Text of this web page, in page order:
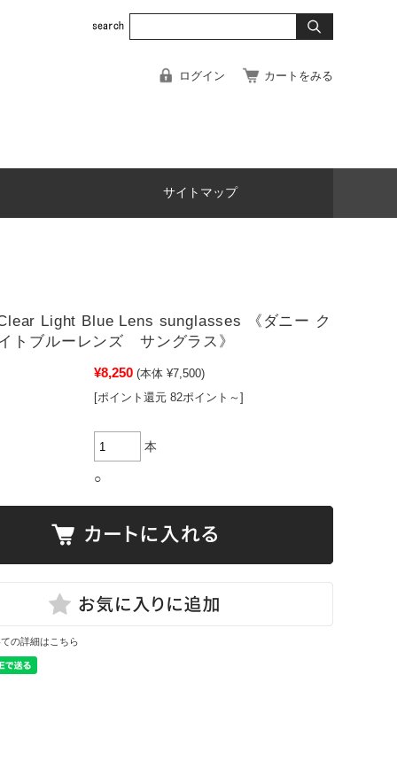
ログイン カートをみる
サイトマップ
Light Blue Lens sunglasses 《ダニー ク
トブルーレンズ サングラス》
¥8,250 (本体 ¥7,500)
[ポイント還元 82ポイント～]
本
○
の詳細はこちら